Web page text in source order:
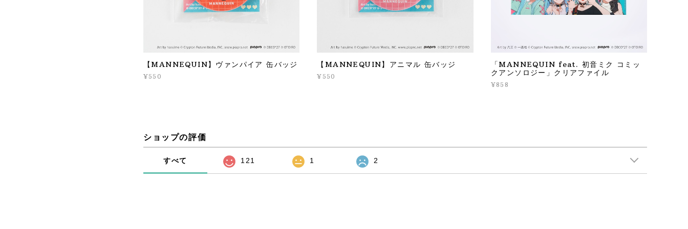
【MANNEQUIN】ヴァンパイア 缶バッジ
¥550
【MANNEQUIN】アニマル 缶バッジ
¥550
「MANNEQUIN feat. 初音ミク コミッ
クアンソロジー」クリアファイル
¥858
ショップの評価
すべて 121 1 2